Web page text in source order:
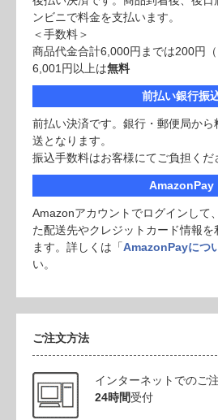
ンビニで料金を支払います。
＜手数料＞
商品代金合計6,000円までは200円（
6,001円以上は無料
前払い銀行振
前払い決済です。銀行・郵便局か
送となります。
振込手数料はお客様にてご負担くだ
AmazonPay
Amazonアカウントでログインして
た配送先やクレジットカード情報を
ます。詳しくは「AmazonPayにつ
い。
ご注文方法
インターネットでのご
24時間受付